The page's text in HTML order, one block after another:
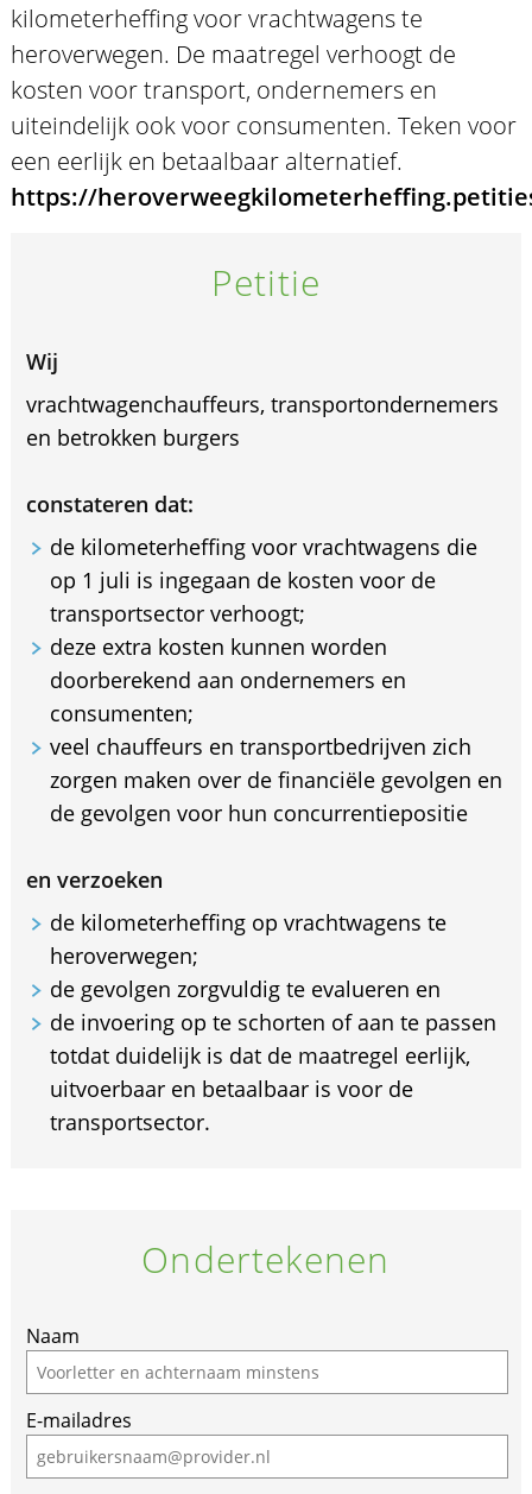
kilometerheffing voor vrachtwagens te
heroverwegen. De maatregel verhoogt de
kosten voor transport, ondernemers en
uiteindelijk ook voor consumenten. Teken voor
een eerlijk en betaalbaar alternatief.
https://
Petitie
Wij
vrachtwagenchauffeurs, transportondernemers
en betrokken burgers
constateren dat:
de kilometerheffing voor vrachtwagens die
op 1 juli is ingegaan de kosten voor de
transportsector verhoogt;
deze extra kosten kunnen worden
doorberekend aan ondernemers en
consumenten;
veel chauffeurs en transportbedrijven zich
zorgen maken over de financiële gevolgen en
de gevolgen voor hun concurrentiepositie
en verzoeken
de kilometerheffing op vrachtwagens te
heroverwegen;
de gevolgen zorgvuldig te evalueren en
de invoering op te schorten of aan te passen
totdat duidelijk is dat de maatregel eerlijk,
uitvoerbaar en betaalbaar is voor de
transportsector.
Ondertekenen
Naam
E-mailadres